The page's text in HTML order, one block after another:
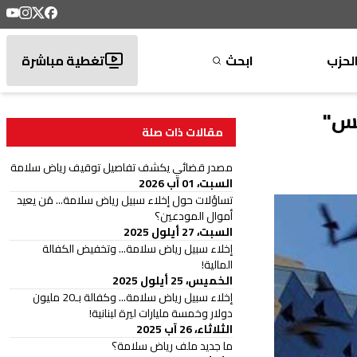
الحزب ابحث تغطية مباشرة
مقالات ذات صلة
مصدر قضائي يكشف تفاصيل توقيف رياض سلامة
السبت، 01 آب 2026
تساؤلات حول إخلاء سبيل رياض سلامة... مَن يعيد
أموال المودعين؟
السبت، 27 أيلول 2025
إخلاء سبيل رياض سلامة... وتخفيض الكفالة
المالية!
الخميس، 25 أيلول 2025
إخلاء سبيل رياض سلامة... وكفالة بـ20 مليون
دولار وخمسة مليارات ليرة لبنانية!
الثلاثاء، 26 آب 2025
ما جديد ملف رياض سلامة؟